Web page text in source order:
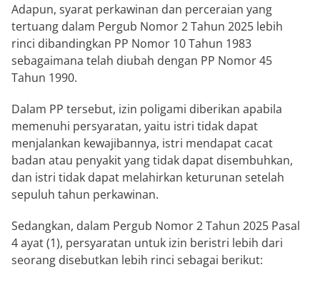
Adapun, syarat perkawinan dan perceraian yang
tertuang dalam Pergub Nomor 2 Tahun 2025 lebih
rinci dibandingkan PP Nomor 10 Tahun 1983
sebagaimana telah diubah dengan PP Nomor 45
Tahun 1990.
Dalam PP tersebut, izin poligami diberikan apabila
memenuhi persyaratan, yaitu istri tidak dapat
menjalankan kewajibannya, istri mendapat cacat
badan atau penyakit yang tidak dapat disembuhkan,
dan istri tidak dapat melahirkan keturunan setelah
sepuluh tahun perkawinan.
Sedangkan, dalam Pergub Nomor 2 Tahun 2025 Pasal
4 ayat (1), persyaratan untuk izin beristri lebih dari
seorang disebutkan lebih rinci sebagai berikut: